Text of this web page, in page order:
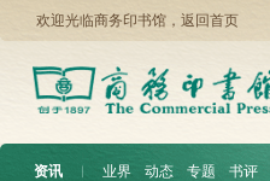
欢迎光临商务印书馆， 返回首页
资讯 ︱ 业界 动态 专题
书评